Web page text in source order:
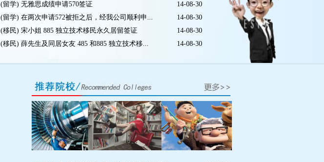
14-08-30
(留学) 无雅思成绩申请570签证
14-08-30
(留学) 在两次申请572被拒之后，经我公司顺利申...
14-08-30
(移民) 宋小姐 885 独立技术移民永久居留签证
14-08-30
(移民) 薛先生及同居女友 485 和885 独立技术移...